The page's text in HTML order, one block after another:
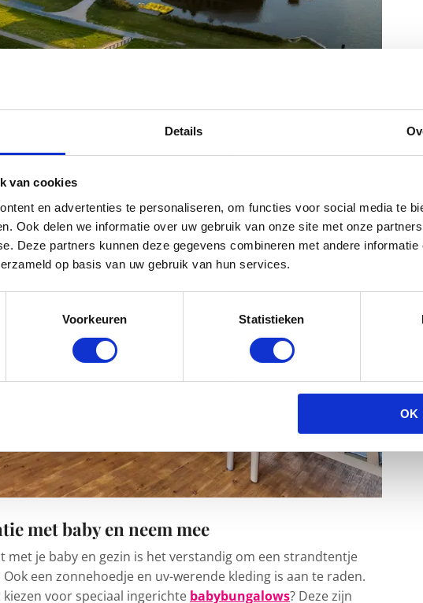
Details
van cookies
en advertenties te personaliseren, om functies voor social media te
Ook delen we informatie over uw gebruik van onze site met onze
Deze partners kunnen deze gegevens combineren met andere informatie
op basis van uw gebruik van hun services.
Voorkeuren Statistieken
OK
met baby en neem mee
met je baby en gezin is het verstandig om een strandtentje
een zonnehoedje en uv-werende kleding is aan te raden.
voor speciaal ingerichte babybungalows? Deze zijn